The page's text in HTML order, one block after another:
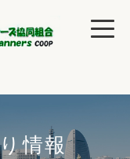
情報